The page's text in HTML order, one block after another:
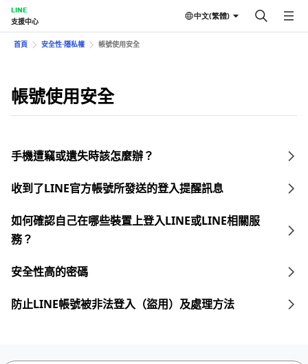
LINE
支援中心
中文(繁體)
首頁 安全性⋅隱私權 帳號使用安全
帳號使用安全
手機遭竊或遺失時該怎麼辦？
收到了LINE官方帳號所發送的登入提醒訊息
如何確認自己在哪些裝置上登入LINE或LINE相關服
務？
安全性高的密碼
防止LINE帳號被非法登入（盜用）及處理方法